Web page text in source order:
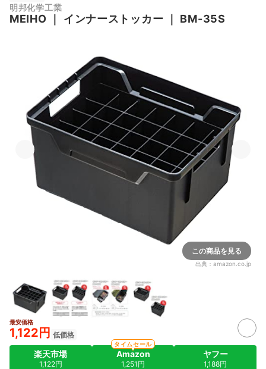
明邦化学工業
MEIHO インナーストッカー BM-35S
この商品を見る
出典： amazon.co.jp
最安価格
1,122円 低価格
楽天市場
1,122円
Amazon
1,251円
タイムセール
ヤフー
1,188円